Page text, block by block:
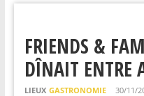
FRIENDS &
DÎNAIT ENTRE
LIEUX GASTRONOMIE 30/11/